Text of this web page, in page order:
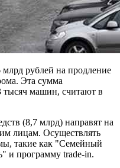
рублей на продление
Эта сумма
тысяч машин, считают в
(8,7 млрд) направят на
лицам. Осуществлять
такие как "Семейный
и программу trade-in.